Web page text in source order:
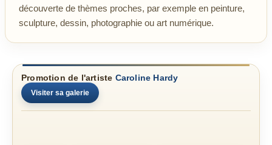
découverte de thèmes proches, par exemple en peinture,
sculpture, dessin, photographie ou art numérique.
Promotion de l'artiste Caroline Hardy
Visiter sa galerie